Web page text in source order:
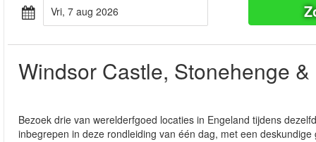
vri, 7 aug 2026
Windsor Castle, Stonehenge &
Bezoek drie van werelderfgoed locaties in Engeland tijdens
inbegrepen in deze rondleiding van één dag, met een